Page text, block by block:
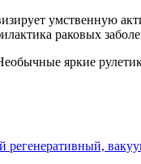
умственную
раковых
яркие